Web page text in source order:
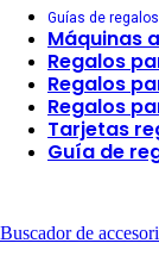
Guías de regalos
Máquinas
Regalos
Regalos
Regalos
Tarjetas
Guía de
Buscador de